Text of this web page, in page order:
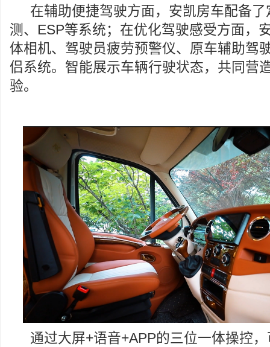
在辅助便捷驾驶方面，安凯房车配备
测、ESP等系统；在优化驾驶感受方面，
体相机、驾驶员疲劳预警仪、原车辅助驾
侣系统。智能展示车辆行驶状态，共同营
验。
通过大屏+语音+APP的三位一体操控